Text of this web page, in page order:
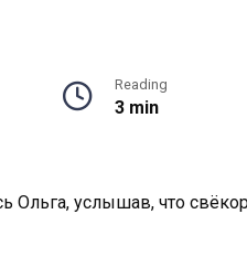
Reading
3 min
Ольга, услышав, что